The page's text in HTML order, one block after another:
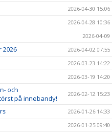
2026-04-30 15:06
2026-04-28 10:36
2026-04-09
2026 2026-04-02 07:55
2026-03-23 14:22
2026-03-19 14:20
och
på innebandy!
2026-02-12 15:23
2026-01-26 14:33
2026-01-25 09:40